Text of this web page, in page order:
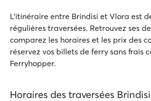
L'itinéraire entre Brindisi et Vlora est
régulières traversées. Retrouvez ses
comparez les horaires et les prix des
réservez vos billets de ferry sans frais
Ferryhopper.
Horaires des traversées